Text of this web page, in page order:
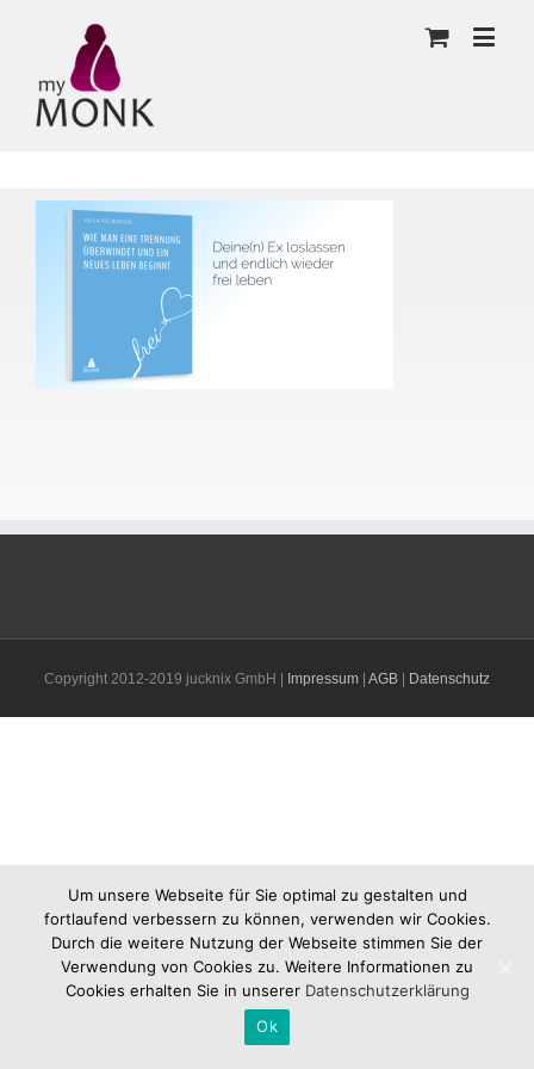
Copyright 2012-2019 jucknix GmbH | Impressum AGB Datenschutz
Um unsere Webseite für Sie optimal zu gestalten und
fortlaufend verbessern zu können, verwenden wir Cookies.
Durch die weitere Nutzung der Webseite stimmen Sie der
Verwendung von Cookies zu. Weitere Informationen zu
Cookies erhalten Sie in unserer Datenschutzerklärung
Ok